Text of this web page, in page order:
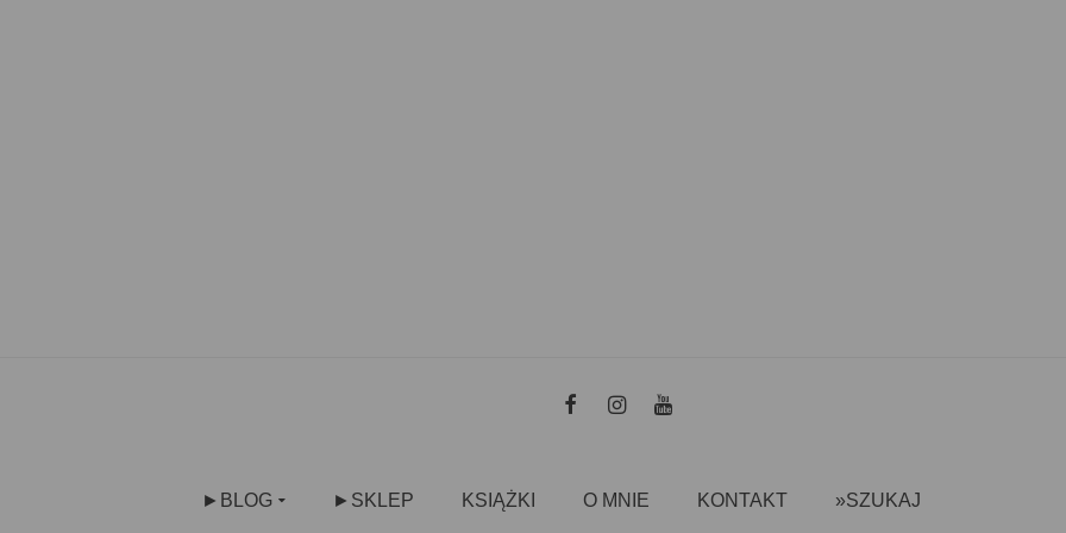
►BLOG ►SKLEP KSIĄŻKI O MNIE KONTAKT »SZUKAJ